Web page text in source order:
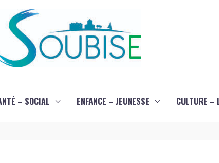
– SOCIAL ENFANCE – JEUNESSE CULTURE –